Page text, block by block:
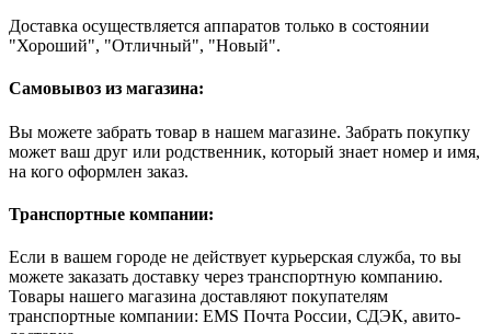
Доставка осуществляется аппаратов только в состоянии
"Хороший", "Отличный", "Новый".
Самовывоз из магазина:
Вы можете забрать товар в нашем магазине. Забрать покупку
может ваш друг или родственник, который знает номер и имя,
на кого оформлен заказ.
Транспортные компании:
Если в вашем городе не действует курьерская служба, то вы
можете заказать доставку через транспортную компанию.
Товары нашего магазина доставляют покупателям
транспортные компании: EMS Почта России, СДЭК, авито-